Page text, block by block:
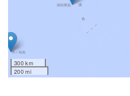
300 km
200 mi